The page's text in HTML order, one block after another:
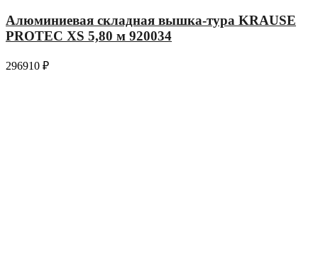
Алюминиевая складная вышка-тура KRAUSE
PROTEC XS 5,80 м 920034
296910 ₽